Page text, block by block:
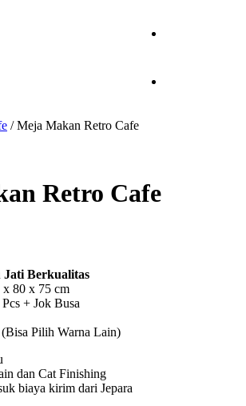
/ Meja Makan Retro Cafe
Retro Cafe
Berkualitas
80 x 75 cm
+ Jok Busa
Pilih Warna Lain)
dan Cat Finishing
biaya kirim dari Jepara